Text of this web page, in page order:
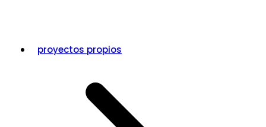
proyectos propios